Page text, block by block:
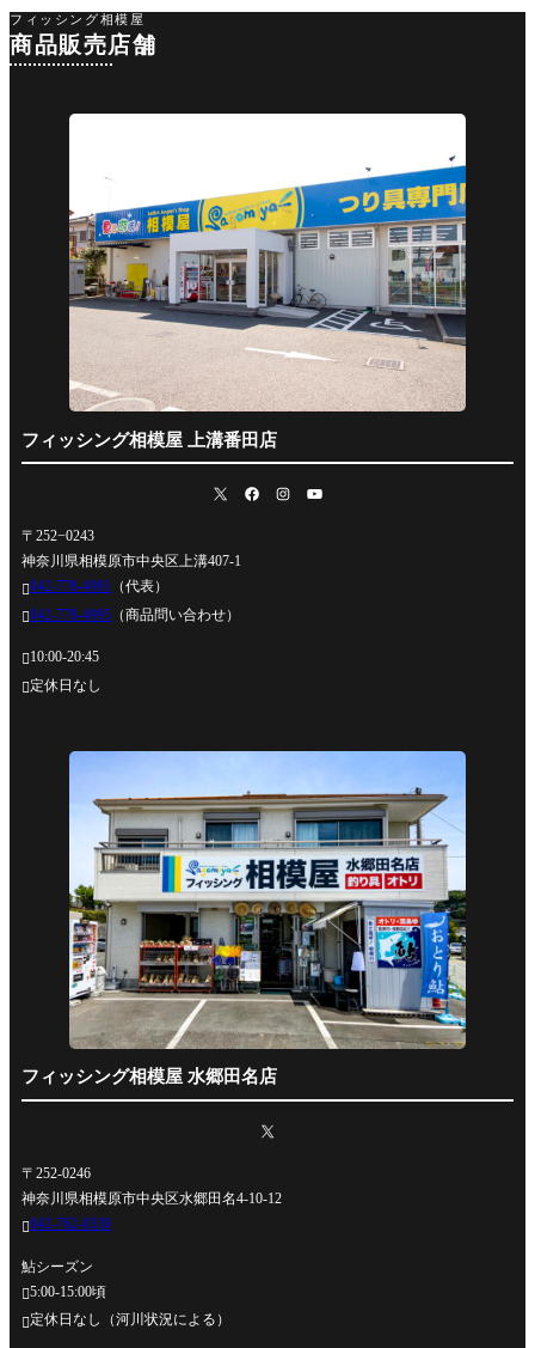
フィッシング相模屋
商品販売店舗
フィッシング相模屋 上溝番田店
〒252−0243
神奈川県相模原市中央区上溝407-1
042-778-4991 （代表）
042-778-4995 （商品問い合わせ）
10:00-20:45
定休日なし
フィッシング相模屋 水郷田名店
〒252-0246
神奈川県相模原市中央区水郷田名4-10-12
042-762-0330
鮎シーズン
5:00-15:00頃
定休日なし（河川状況による）